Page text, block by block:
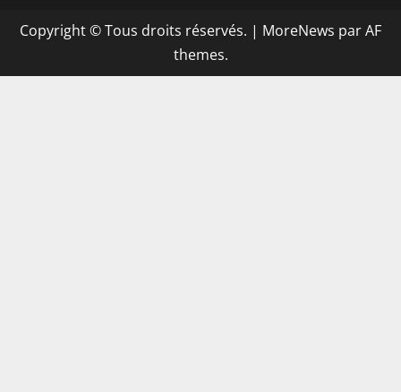
Copyright © Tous droits réservés. | MoreNews par AF
themes.